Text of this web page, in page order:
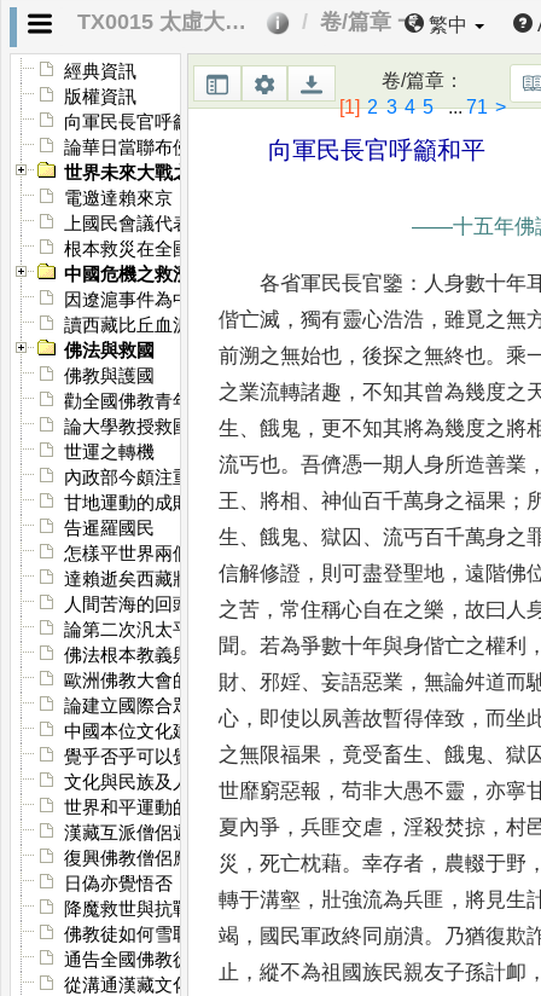
TX0015 太虛大師全書．第十五編 時論 卷/篇章 一 繁中
經典資訊
版權資訊
向軍民長官呼籲和平
論華日當聯布佛教於歐美
世界未來大戰之救濟
電邀達賴來京
上國民會議代表諸公意見書
根本救災在全國人心的悔悟
中國危機之救濟
因遼滬事件為中日策安危
讀西藏比丘血淚書告中央政府及國民
佛法與救國
佛教與護國
勸全國佛教青年組護國團
論大學教授救國宣言
世運之轉機
內政部今頗注重宗教
甘地運動的成敗關係世界文化
告暹羅國民
怎樣平世界兩個不平
達賴逝矣西藏將奈何
人間苦海的回頭是岸
論第二次汎太平洋佛教青年會大會
佛法根本教義與時局之關係
歐洲佛教大會的論諍
論建立國際合眾國
中國本位文化建設略評
覺乎否乎可以覺矣
文化與民族及人類的存亡關係
世界和平運動的羅斯福
漢藏互派僧侶遊學與何鍵電請提倡綱常
復興佛教僧侶應受軍訓
日偽亦覺悟否
降魔救世與抗戰建國
佛教徒如何雪恥
通告全國佛教徒加強組織以抗戰
從溝通漢藏文化說到融合漢藏民族
卷/篇章 ：
[1] 2 3 4 5...71 >
向軍民長官呼籲和平
——十五年佛
各省軍民長官鑒 ： 人身數十年
偕亡滅 ，獨有靈心浩浩 ，雖覓之無
前溯之無始也 ，後探之無終也。乘
之業流轉諸趣 ，不知其曾為幾度之
生 、餓鬼 ， 更不知其將為幾度之將
流丐也。吾儕憑一期人身所造善業
王、 將相 、神仙百千萬身之福果 ；
生 、餓鬼、獄囚 、流丐百千萬身之
信解修證 ， 則可盡登聖地 ，遠階佛
之苦 ，常住稱心自在之樂 ，故曰人
聞。若為爭數十年與身偕亡之權利
財、邪婬、妄語惡業 ，無論舛道而
心 ， 即使以夙善故暫得倖致 ， 而坐
之無限福果 ， 竟受畜生 、餓鬼、獄
世靡窮惡報 ，苟非大愚不靈 ，亦寧
夏內爭 ，兵匪交虐 ，淫殺焚掠 ，村
災 ，死亡枕藉。幸存者 ， 農輟于野
轉于溝壑 ， 壯強流為兵匪 ， 將見生
竭 ， 國民軍政終同崩潰。
乃猶復欺
止 ，縱不為祖國族民親友子孫計卹